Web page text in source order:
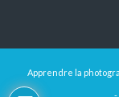
Apprendre la